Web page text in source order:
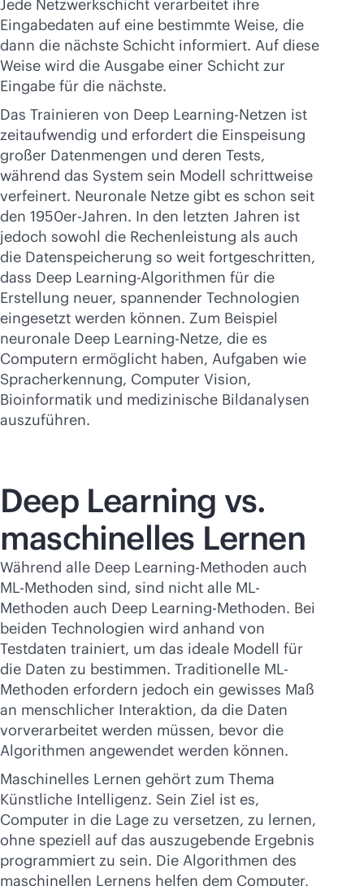
Jede Netzwerkschicht verarbeitet ihre
Eingabedaten auf eine bestimmte Weise, die
dann die nächste Schicht informiert. Auf diese
Weise wird die Ausgabe einer Schicht zur
Eingabe für die nächste.
Das Trainieren von Deep Learning-Netzen ist
zeitaufwendig und erfordert die Einspeisung
großer Datenmengen und deren Tests,
während das System sein Modell schrittweise
verfeinert. Neuronale Netze gibt es schon seit
den 1950er-Jahren. In den letzten Jahren ist
jedoch sowohl die Rechenleistung als auch
die Datenspeicherung so weit fortgeschritten,
dass Deep Learning-Algorithmen für die
Erstellung neuer, spannender Technologien
eingesetzt werden können. Zum Beispiel
neuronale Deep Learning-Netze, die es
Computern ermöglicht haben, Aufgaben wie
Spracherkennung, Computer Vision,
Bioinformatik und medizinische Bildanalysen
auszuführen.
Deep Learning vs.
maschinelles Lernen
Während alle Deep Learning-Methoden auch
ML-Methoden sind, sind nicht alle ML-
Methoden auch Deep Learning-Methoden. Bei
beiden Technologien wird anhand von
Testdaten trainiert, um das ideale Modell für
die Daten zu bestimmen. Traditionelle ML-
Methoden erfordern jedoch ein gewisses Maß
an menschlicher Interaktion, da die Daten
vorverarbeitet werden müssen, bevor die
Algorithmen angewendet werden können.
Maschinelles Lernen gehört zum Thema
Künstliche Intelligenz. Sein Ziel ist es,
Computer in die Lage zu versetzen, zu lernen,
ohne speziell auf das auszugebende Ergebnis
programmiert zu sein. Die Algorithmen des
maschinellen Lernens helfen dem Computer,